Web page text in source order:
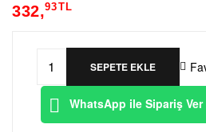
m
332,93TL
B1402-
528-
DAR-
SEPETE EKLE
WhatsApp ile Sipariş Ver